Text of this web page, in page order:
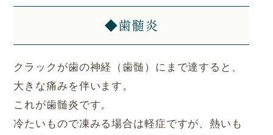
◆歯髄炎
クラックが歯の神経（歯髄）にまで達すると、
大きな痛みを伴います。
これが歯髄炎です。
冷たいもので凍みる場合は軽症ですが、熱いも